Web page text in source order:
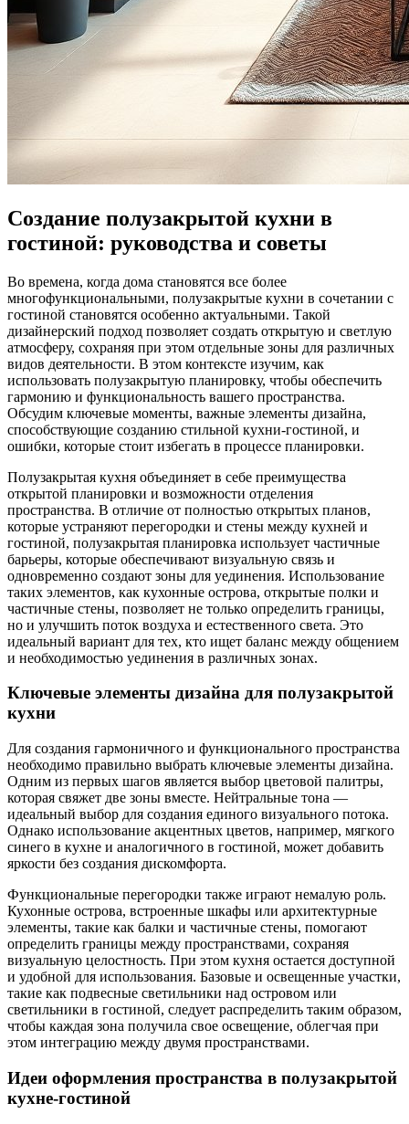
Создание полузакрытой кухни в
гостиной: руководства и советы
Во времена, когда дома становятся все более
многофункциональными, полузакрытые кухни в сочетании с
гостиной становятся особенно актуальными. Такой
дизайнерский подход позволяет создать открытую и светлую
атмосферу, сохраняя при этом отдельные зоны для различных
видов деятельности. В этом контексте изучим, как
использовать полузакрытую планировку, чтобы обеспечить
гармонию и функциональность вашего пространства.
Обсудим ключевые моменты, важные элементы дизайна,
способствующие созданию стильной кухни-гостиной, и
ошибки, которые стоит избегать в процессе планировки.
Полузакрытая кухня объединяет в себе преимущества
открытой планировки и возможности отделения
пространства. В отличие от полностью открытых планов,
которые устраняют перегородки и стены между кухней и
гостиной, полузакрытая планировка использует частичные
барьеры, которые обеспечивают визуальную связь и
одновременно создают зоны для уединения. Использование
таких элементов, как кухонные острова, открытые полки и
частичные стены, позволяет не только определить границы,
но и улучшить поток воздуха и естественного света. Это
идеальный вариант для тех, кто ищет баланс между общением
и необходимостью уединения в различных зонах.
Ключевые элементы дизайна для полузакрытой
кухни
Для создания гармоничного и функционального пространства
необходимо правильно выбрать ключевые элементы дизайна.
Одним из первых шагов является выбор цветовой палитры,
которая свяжет две зоны вместе. Нейтральные тона —
идеальный выбор для создания единого визуального потока.
Однако использование акцентных цветов, например, мягкого
синего в кухне и аналогичного в гостиной, может добавить
яркости без создания дискомфорта.
Функциональные перегородки также играют немалую роль.
Кухонные острова, встроенные шкафы или архитектурные
элементы, такие как балки и частичные стены, помогают
определить границы между пространствами, сохраняя
визуальную целостность. При этом кухня остается доступной
и удобной для использования. Базовые и освещенные участки,
такие как подвесные светильники над островом или
светильники в гостиной, следует распределить таким образом,
чтобы каждая зона получила свое освещение, облегчая при
этом интеграцию между двумя пространствами.
Идеи оформления пространства в полузакрытой
кухне-гостиной